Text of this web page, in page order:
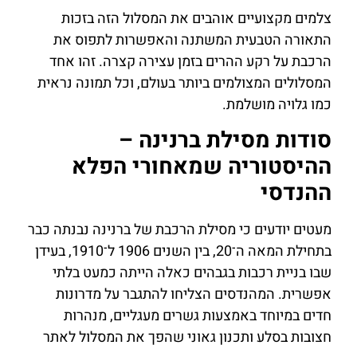
צלמים מקצועיים אוהבים את המסלול הזה בזכות
התאורה הטבעית המשתנה והאפשרות לתפוס את
הרכבת על רקע ההרים בזמן עצירה קצרה. זהו אחד
המסלולים המצולמים ביותר בעולם, וכל תמונה נראית
כמו גלויה מושלמת.
סודות מסילת ברנינה –
ההיסטוריה שמאחורי הפלא
ההנדסי
מעטים יודעים כי מסילת הרכבת של ברנינה נבנתה כבר
בתחילת המאה ה־20, בין השנים 1906 ל־1910, בעידן
שבו בניית רכבות בגבהים כאלה הייתה כמעט בלתי
אפשרית. המהנדסים הצליחו להתגבר על מדרונות
חדים במיוחד באמצעות גשרים מעגליים, מנהרות
חצובות בסלע ותכנון גאוני שהפך את המסלול לאתר